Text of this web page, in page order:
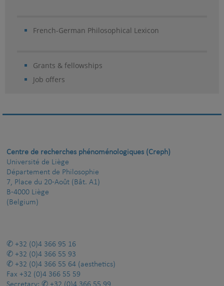
French-German Philosophical Lexicon
Grants & fellowships
Job offers
Centre de recherches phénoménologiques (Creph)
Université de Liège
Département de Philosophie
7, Place du 20-Août (Bât. A1)
B-4000 Liège
(Belgium)
+32 (0)4 366 95 16
+32 (0)4 366 55 93
+32 (0)4 366 55 64 (aesthetics)
Fax +32 (0)4 366 55 59